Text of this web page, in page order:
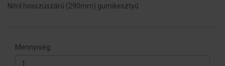
Nitril hosszúszárú (290mm) gumikesztyű
Mennyiség: